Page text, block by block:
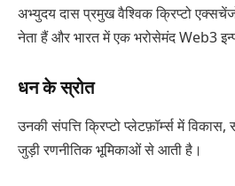
अभ्युदय दास प्रमुख वैश्विक क्रिप्टो
नेता हैं और भारत में एक भरोसेमंद Web3
धन के स्रोत
उनकी संपत्ति क्रिप्टो प्लेटफ़ॉर्म्स में
जुड़ी रणनीतिक भूमिकाओं से आती है।